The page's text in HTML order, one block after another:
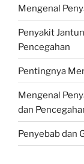
Mengenal
Penyakit
Pencegahan
Pentingnya
Mengenal
dan
Penyebab dan